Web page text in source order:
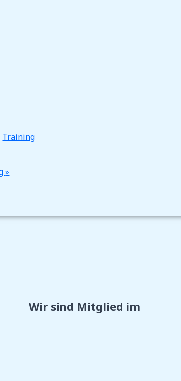
Training
»
Wir sind Mitglied im